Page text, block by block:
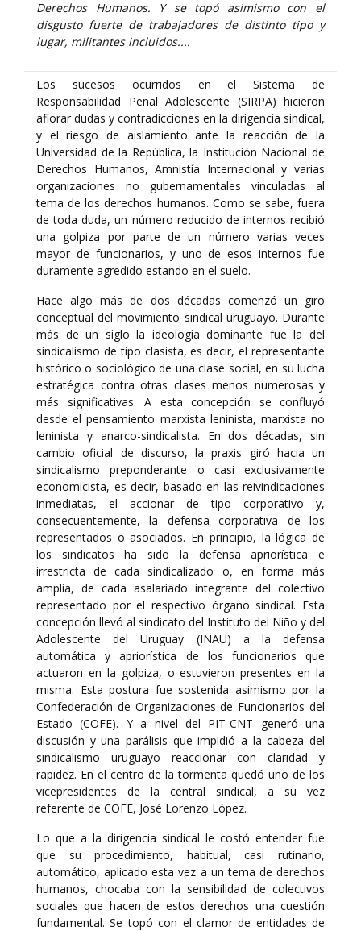
Derechos Humanos. Y se topó asimismo con el
disgusto fuerte de trabajadores de distinto tipo y
lugar, militantes incluidos....
Los sucesos ocurridos en el Sistema de
Responsabilidad Penal Adolescente (SIRPA) hicieron
aflorar dudas y contradicciones en la dirigencia sindical,
y el riesgo de aislamiento ante la reacción de la
Universidad de la República, la Institución Nacional de
Derechos Humanos, Amnistía Internacional y varias
organizaciones no gubernamentales vinculadas al
tema de los derechos humanos. Como se sabe, fuera
de toda duda, un número reducido de internos recibió
una golpiza por parte de un número varias veces
mayor de funcionarios, y uno de esos internos fue
duramente agredido estando en el suelo.
Hace algo más de dos décadas comenzó un giro
conceptual del movimiento sindical uruguayo. Durante
más de un siglo la ideología dominante fue la del
sindicalismo de tipo clasista, es decir, el representante
histórico o sociológico de una clase social, en su lucha
estratégica contra otras clases menos numerosas y
más significativas. A esta concepción se confluyó
desde el pensamiento marxista leninista, marxista no
leninista y anarco-sindicalista. En dos décadas, sin
cambio oficial de discurso, la praxis giró hacia un
sindicalismo preponderante o casi exclusivamente
economicista, es decir, basado en las reivindicaciones
inmediatas, el accionar de tipo corporativo y,
consecuentemente, la defensa corporativa de los
representados o asociados. En principio, la lógica de
los sindicatos ha sido la defensa apriorística e
irrestricta de cada sindicalizado o, en forma más
amplia, de cada asalariado integrante del colectivo
representado por el respectivo órgano sindical. Esta
concepción llevó al sindicato del Instituto del Niño y del
Adolescente del Uruguay (INAU) a la defensa
automática y apriorística de los funcionarios que
actuaron en la golpiza, o estuvieron presentes en la
misma. Esta postura fue sostenida asimismo por la
Confederación de Organizaciones de Funcionarios del
Estado (COFE). Y a nivel del PIT-CNT generó una
discusión y una parálisis que impidió a la cabeza del
sindicalismo uruguayo reaccionar con claridad y
rapidez. En el centro de la tormenta quedó uno de los
vicepresidentes de la central sindical, a su vez
referente de COFE, José Lorenzo López.
Lo que a la dirigencia sindical le costó entender fue
que su procedimiento, habitual, casi rutinario,
automático, aplicado esta vez a un tema de derechos
humanos, chocaba con la sensibilidad de colectivos
sociales que hacen de estos derechos una cuestión
fundamental. Se topó con el clamor de entidades de